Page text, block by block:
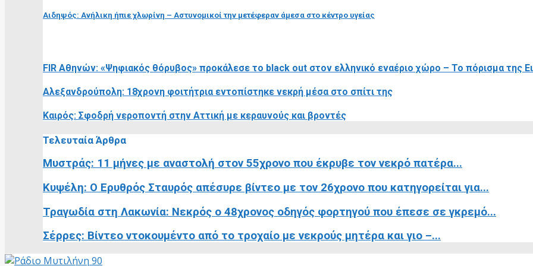
Αιδηψός: Ανήλικη ήπιε χλωρίνη – Αστυνομικοί την μετέφεραν άμεσα στο κέντρο υγείας
FIR Αθηνών: «Ψηφιακός θόρυβος» προκάλεσε το black out στον ελληνικό εναέριο χώρο – Το πόρισμα της
Αλεξανδρούπολη: 18χρονη φοιτήτρια εντοπίστηκε νεκρή μέσα στο σπίτι της
Καιρός: Σφοδρή νεροποντή στην Αττική με κεραυνούς και βροντές
Τελευταία Άρθρα
Μυστράς: 11 μήνες με αναστολή στον 55χρονο που έκρυβε τον νεκρό πατέρα...
Κυψέλη: Ο Ερυθρός Σταυρός απέσυρε βίντεο με τον 26χρονο που κατηγορείται για...
Τραγωδία στη Λακωνία: Νεκρός ο 48χρονος οδηγός φορτηγού που έπεσε σε γκρεμό...
Σέρρες: Βίντεο ντοκουμέντο από το τροχαίο με νεκρούς μητέρα και γιο –...